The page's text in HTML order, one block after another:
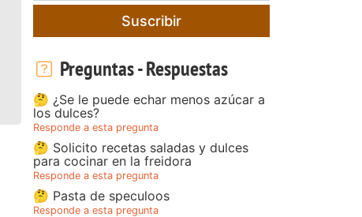
Suscribir
Preguntas - Respuestas
🤔 ¿Se le puede echar menos azúcar a
los dulces?
Responde a esta pregunta
🤔 Solicito recetas saladas y dulces
para cocinar en la freidora
Responde a esta pregunta
🤔 Pasta de speculoos
Responde a esta pregunta